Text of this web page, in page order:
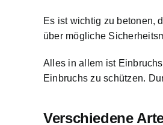
Es ist wichtig zu betonen,
über mögliche
Alles in allem ist
Einbruchs zu schützen.
Verschiedene